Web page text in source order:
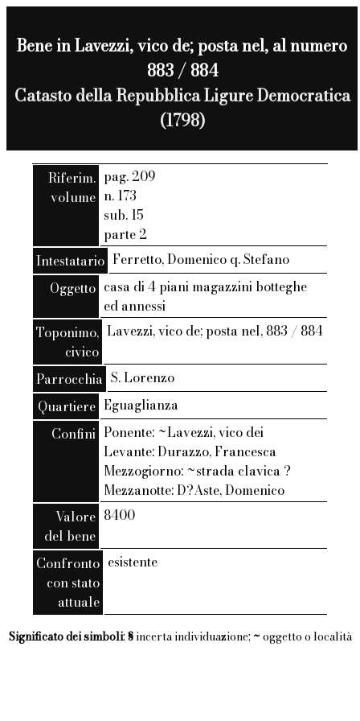
Bene in Lavezzi, vico de; posta nel, al numero
883 / 884
Catasto della Repubblica Ligure Democratica
(1798)
Riferim.
volume
pag. 209
n. 173
sub. 15
parte 2
Intestatario Ferretto, Domenico q. Stefano
Oggetto casa di 4 piani magazzini botteghe
ed annessi
Toponimo,
civico
Lavezzi, vico de; posta nel, 883 / 884
Parrocchia S. Lorenzo
Quartiere Eguaglianza
Confini Ponente: ~Lavezzi, vico dei
Levante: Durazzo, Francesca
Mezzogiorno: ~strada clavica ?
Mezzanotte: D?Aste, Domenico
Valore
del bene
8400
Confronto
con stato
attuale
esistente
Significato dei simboli: §incerta individuazione; ~ oggetto o località